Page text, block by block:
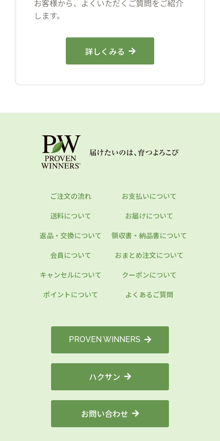
お客様から、よくいただくご質問をご紹介
します。
詳しくみる
ご注文の流れ
お支払いについて
送料について
お届けについて
返品・交換について
領収書・納品書について
会員について
おまとめ注文について
キャンセルについて
クーポンについて
ポイントについて
よくあるご質問
PROVEN WINNERS
ハクサン
お問い合わせ